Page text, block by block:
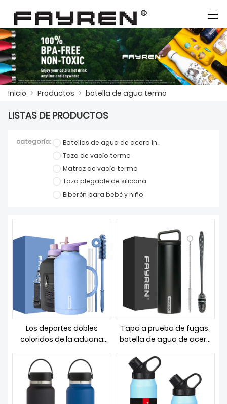
NOTICIAS
SOBRE NOSOTROS
العربية Deutsch Ελληνική γλώσσα English
Inicio > Productos > botella de agua termo
LISTAS DE PRODUCTOS
categoría:
Botellas de agua de acero inoxidable
Taza de vacío termo
Matraz de vacío termo
Taza plegable de silicona
Biberón para bebé y niño
Los deportes dobles
coloridos de la aduana
del frasco de vacío de la
pared aislaron las botellas
de agua del acero
inoxidable
Tapa a prueba de fugas,
botella de agua de acero
botella de agua potable
deportiva con aislamiento
al vacío y mango